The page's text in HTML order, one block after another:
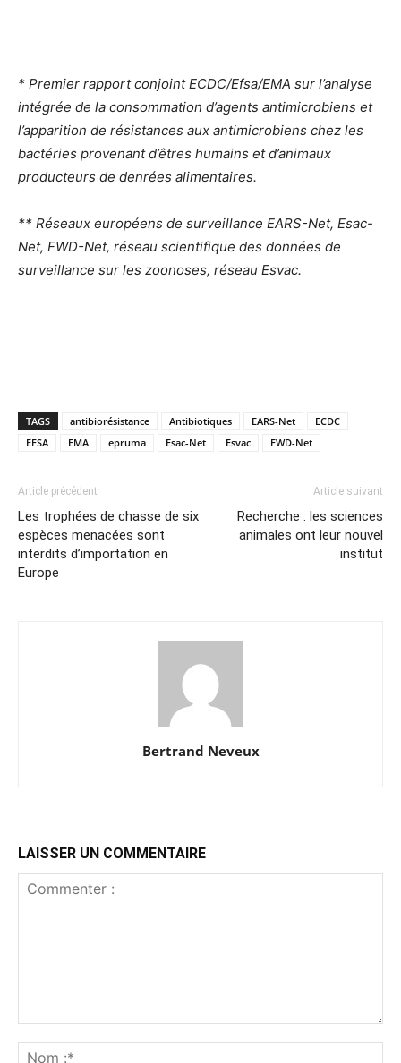
* Premier rapport conjoint ECDC/Efsa/EMA sur l’analyse
intégrée de la consommation d’agents antimicrobiens et
l’apparition de résistances aux antimicrobiens chez les
bactéries provenant d’êtres humains et d’animaux
producteurs de denrées alimentaires.
** Réseaux européens de surveillance EARS-Net, Esac-
Net, FWD-Net, réseau scientifique des données de
surveillance sur les zoonoses, réseau Esvac.
TAGS antibiorésistance Antibiotiques EARS-Net
ECDC
EFSA
EMA epruma Esac-Net Esvac FWD-Net
Article précédent
Les trophées de chasse de six
espèces menacées sont
interdits d’importation en
Europe
Article suivant
Recherche : les sciences
animales ont leur nouvel
institut
Bertrand Neveux
LAISSER UN COMMENTAIRE